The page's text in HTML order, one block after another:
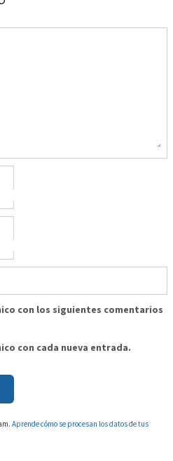
con los siguientes comentarios
con cada nueva entrada.
Aprende cómo se procesan los datos de tus